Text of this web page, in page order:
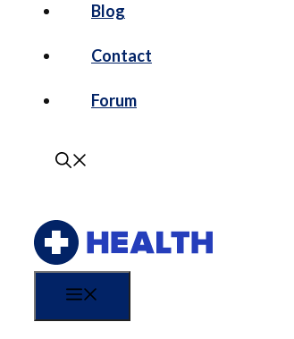
Blog
Contact
Forum